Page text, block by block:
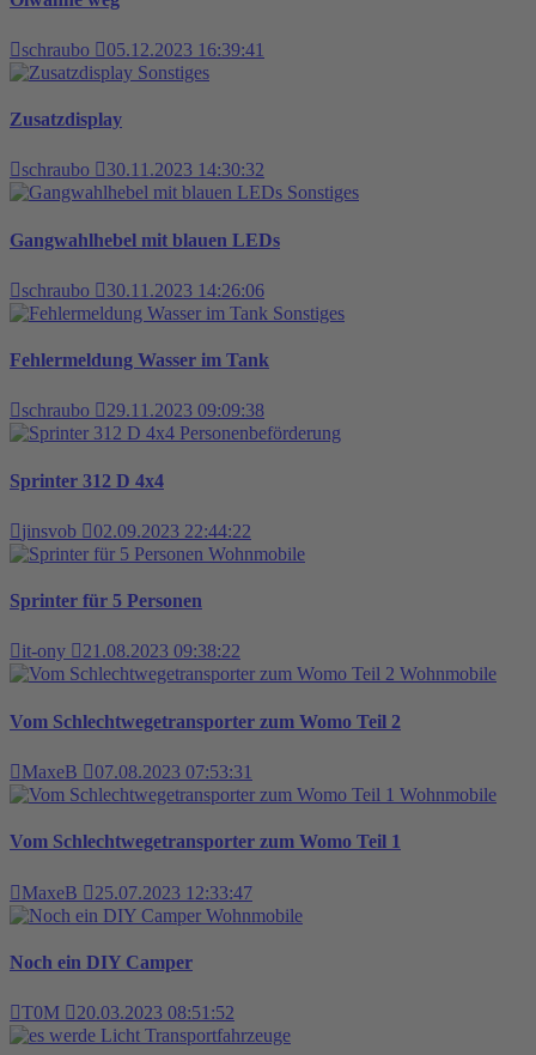
schraubo
05.12.2023 16:39:41
Sonstiges
Zusatzdisplay
schraubo
30.11.2023 14:30:32
Sonstiges
Gangwahlhebel mit blauen LEDs
schraubo
30.11.2023 14:26:06
Sonstiges
Fehlermeldung Wasser im Tank
schraubo
29.11.2023 09:09:38
Personenbeförderung
Sprinter 312 D 4x4
jinsvob
02.09.2023 22:44:22
Wohnmobile
Sprinter für 5 Personen
it-ony
21.08.2023 09:38:22
Wohnmobile
Vom Schlechtwegetransporter zum Womo Teil 2
MaxeB
07.08.2023 07:53:31
Wohnmobile
Vom Schlechtwegetransporter zum Womo Teil 1
MaxeB
25.07.2023 12:33:47
Wohnmobile
Noch ein DIY Camper
T0M
20.03.2023 08:51:52
Transportfahrzeuge